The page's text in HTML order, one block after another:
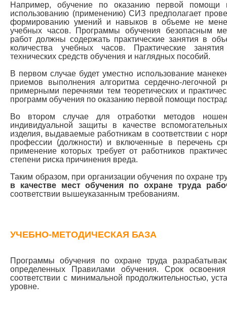
Например, обучение по оказанию первой помощи
использованию (применению) СИЗ предполагает
формированию умений и навыков в объеме не
учебных часов. Программы обучения безопасным
работ должны содержать практические занятия в
количества учебных часов. Практические
технических средств обучения и наглядных пособий.
В первом случае будет уместно использование
приемов выполнения алгоритма сердечно-легочной
примерными перечнями тем теоретических и
программ обучения по оказанию первой помощи
Во втором случае для отработки методов
индивидуальной защиты в качестве
изделия, выдаваемые работникам в соответствии с
профессии (должности) и включенные в перечень
применение которых требует от работников
степени риска причинения вреда.
Таким образом, при организации обучения по охране
в качестве мест обучения по охране труда
соответствии вышеуказанным требованиям.
УЧЕБНО-МЕТОДИЧЕСКАЯ БАЗА
Программы обучения по охране труда
определенных Правилами обучения. Срок
соответствии с минимальной продолжительностью,
уровне.